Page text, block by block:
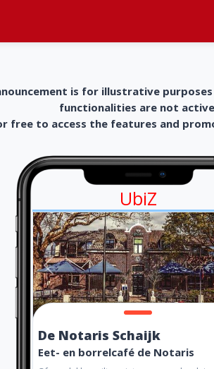
is for illustrative
functionalities are not
free to access the features and
UbiZ
De Notaris Schaijk
Eet- en borrelcafé de Notaris